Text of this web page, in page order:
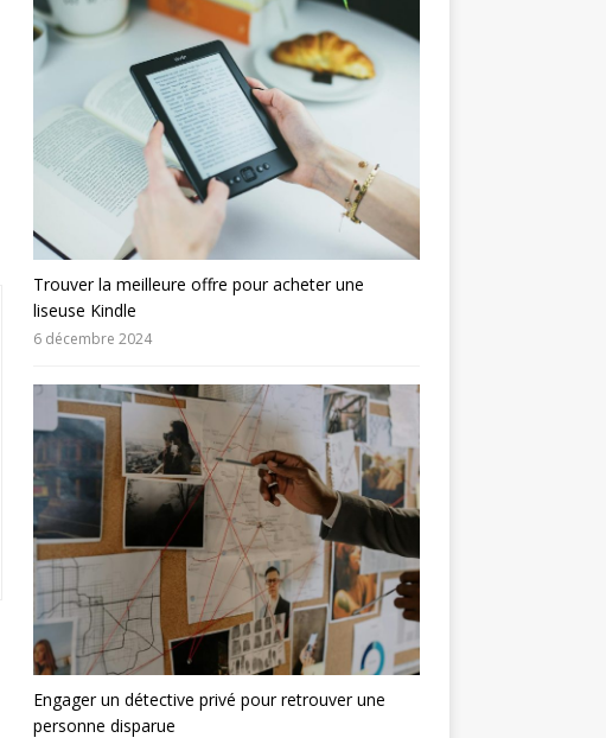
Trouver la meilleure offre pour acheter une
liseuse Kindle
6 décembre 2024
Engager un détective privé pour retrouver une
personne disparue